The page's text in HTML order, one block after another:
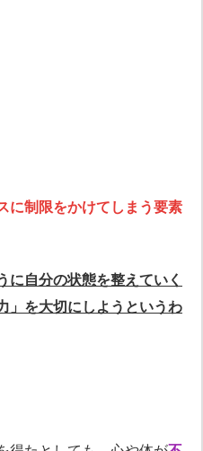
に制限をかけてしまう要素
に自分の状態を整えていく
を大切にしようというわ